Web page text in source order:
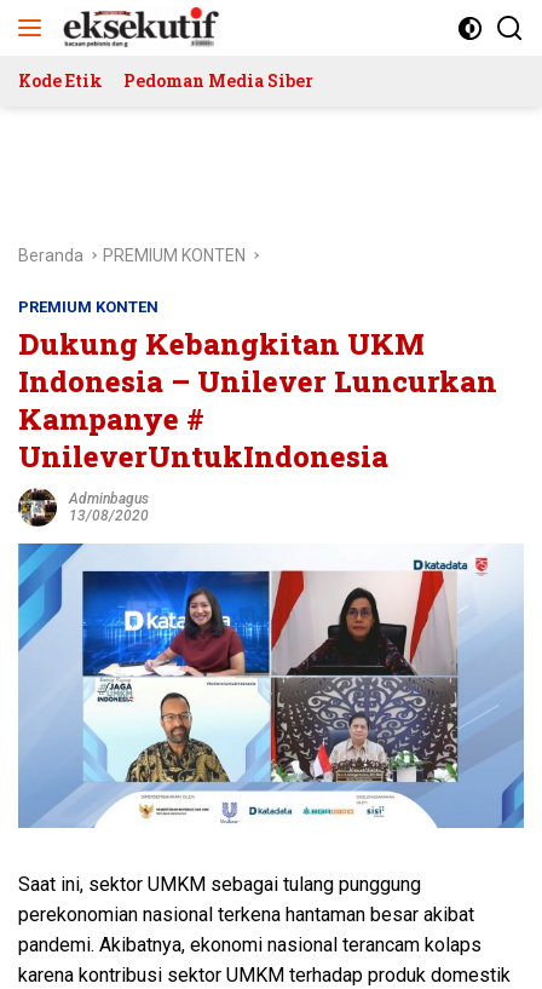
Kode Etik Pedoman Media Siber
Beranda PREMIUM KONTEN
PREMIUM KONTEN
Dukung Kebangkitan UKM
Indonesia – Unilever Luncurkan
Kampanye #
UnileverUntukIndonesia
Adminbagus
13/08/2020
Saat ini, sektor UMKM sebagai tulang punggung
perekonomian nasional terkena hantaman besar akibat
pandemi. Akibatnya, ekonomi nasional terancam kolaps
karena kontribusi sektor UMKM terhadap produk domestik